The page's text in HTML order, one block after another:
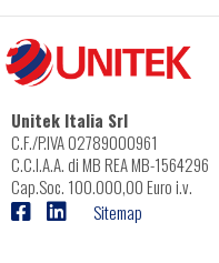
Unitek Italia Srl
C.F./P.IVA 02789000961
C.C.I.A.A. di MB REA MB-1564296
Cap.Soc. 100.000,00 Euro i.v.
Sitemap